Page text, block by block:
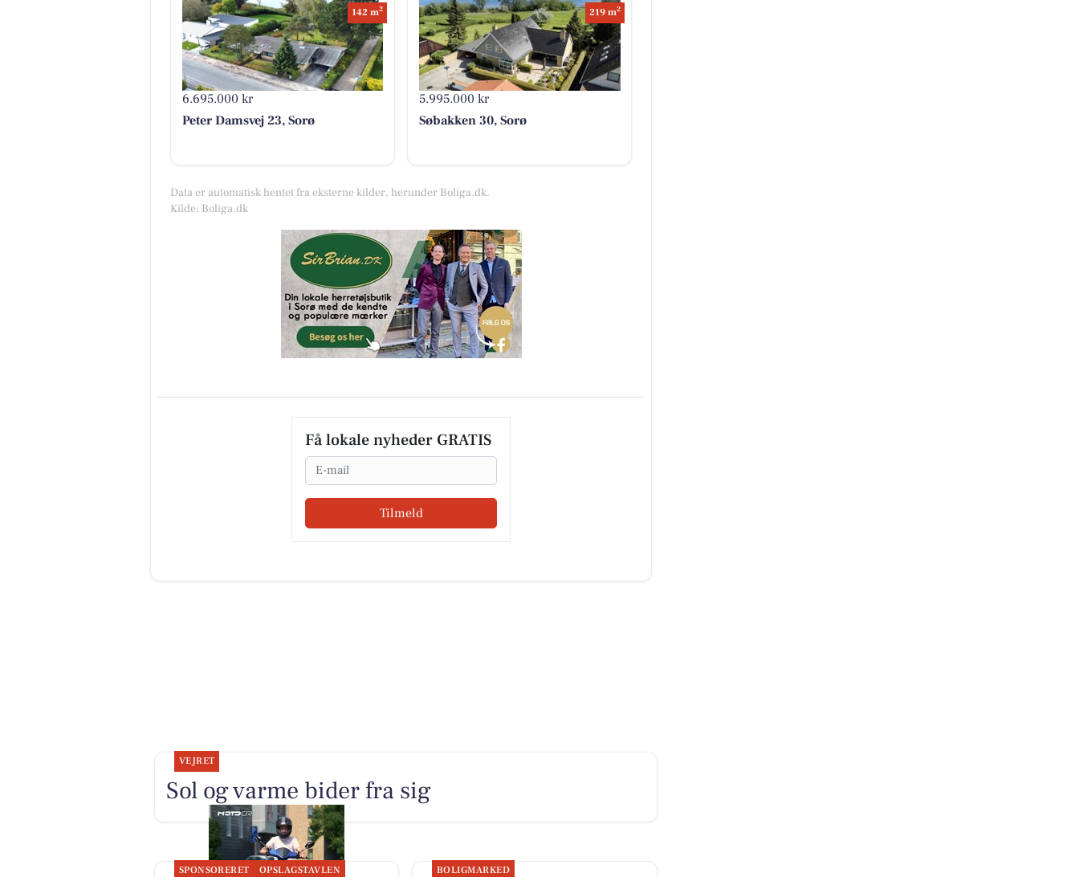
6.695.000 kr
142 m2
Peter Damsvej 23, Sorø
5.995.000 kr
219 m2
Søbakken 30, Sorø
Data er automatisk hentet fra eksterne kilder, herunder Boliga.dk.
Kilde: Boliga.dk
Få lokale nyheder GRATIS
Email
Tilmeld
VEJRET
Sol og varme bider fra sig
SPONSORERET OPSLAGSTAVLEN BOLIGMARKED